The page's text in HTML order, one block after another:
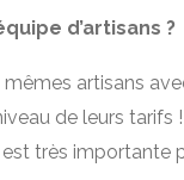
d’artisans ?
artisans
de leurs tarifs
très importante